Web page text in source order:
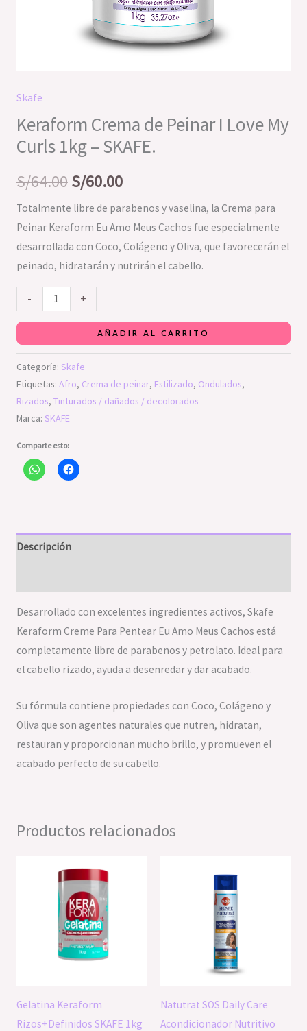
Skafe
Keraform Crema de Peinar I Love My
Curls 1kg – SKAFE.
S/64.00 S/60.00
Totalmente libre de parabenos y vaselina, la Crema para
Peinar Keraform Eu Amo Meus Cachos fue especialmente
desarrollada con Coco, Colágeno y Oliva, que favorecerán el
peinado, hidratarán y nutrirán el cabello.
- +
AÑADIR AL CARRITO
Categoría: Skafe
Etiquetas: Afro, Crema de peinar, Estilizado, Ondulados,
Rizados, Tinturados / dañados / decolorados
Marca: SKAFE
Comparte esto:
Descripción
Desarrollado con excelentes ingredientes activos, Skafe
Keraform Creme Para Pentear Eu Amo Meus Cachos está
completamente libre de parabenos y petrolato. Ideal para
el cabello rizado, ayuda a desenredar y dar acabado.
Su fórmula contiene propiedades con Coco, Colágeno y
Oliva que son agentes naturales que nutren, hidratan,
restauran y proporcionan mucho brillo, y promueven el
acabado perfecto de su cabello.
Productos relacionados
Gelatina Keraform
Rizos+Definidos SKAFE 1kg
Natutrat SOS Daily Care
Acondicionador Nutritivo